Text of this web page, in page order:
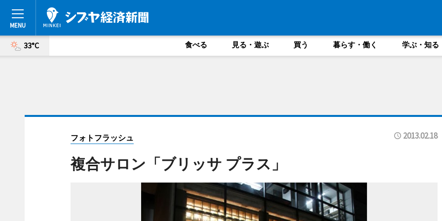
33°C 食べる 見る・遊ぶ 買う 暮らす・働く 学ぶ・知る
フォトフラッシュ 2013.02.18
複合サロン「ブリッサ プラス」